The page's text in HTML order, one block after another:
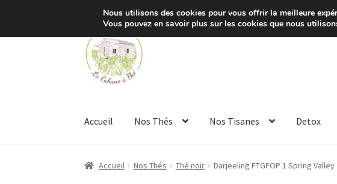
à
la
navigation
au
contenu
Accueil Nos Thés Nos Tisanes Detox
Accueil Nos Thés Thé noir Darjeeling FTGFOP 1 Spring Valley
Nous utilisons des cookies pour vous offrir la meilleure
Vous pouvez en savoir plus sur les cookies que nous